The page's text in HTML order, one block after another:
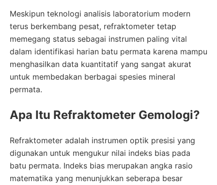
Meskipun teknologi analisis laboratorium modern
terus berkembang pesat, refraktometer tetap
memegang status sebagai instrumen paling vital
dalam identifikasi harian batu permata karena mampu
menghasilkan data kuantitatif yang sangat akurat
untuk membedakan berbagai spesies mineral
permata.
Apa Itu Refraktometer Gemologi?
Refraktometer adalah instrumen optik presisi yang
digunakan untuk mengukur nilai indeks bias pada
batu permata. Indeks bias merupakan angka rasio
matematika yang menunjukkan seberapa besar